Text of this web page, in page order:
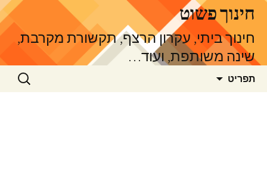
לדלג
לתוכןחינוך פשוט
חינוך ביתי, עקרון הרצף, תקשורת מקרבת,
שינה משותפת, ועוד…
תפריט חיפוש: